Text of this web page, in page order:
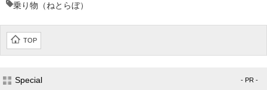
乗り物（ねとらぼ）
TOP
Special - PR -